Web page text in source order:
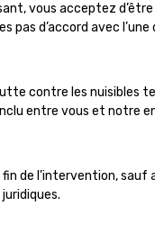
vous acceptez
pas d’accord avec
contre les nuisibles
entre vous et notre
de l’intervention,